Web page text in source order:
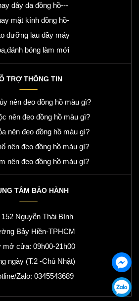
dây da đồng hồ---
mặt kính đồng hồ-
dưỡng lau dầy máy
bóng làm mới
TRỢ THÔNG TIN
nên đeo đồng hồ màu gì?
nên đeo đồng hồ màu gì?
nên đeo đồng hồ màu gì?
nên đeo đồng hồ màu gì?
nên đeo đồng hồ màu gì?
TÂM BẢO HÀNH
152 Nguyễn Thái Bình
Bảy Hiền-TPHCM
mở cửa: 09h00-21h00
ngày (T.2 -Chủ Nhật)
Zalo: 0345543689